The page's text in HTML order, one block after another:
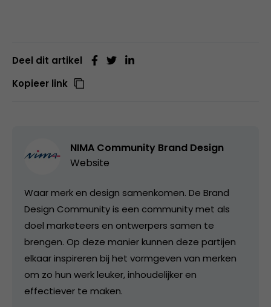
Deel dit artikel
Kopieer link
NIMA Community Brand Design
Website
Waar merk en design samenkomen. De Brand
Design Community is een community met als
doel marketeers en ontwerpers samen te
brengen. Op deze manier kunnen deze partijen
elkaar inspireren bij het vormgeven van merken
om zo hun werk leuker, inhoudelijker en
effectiever te maken.